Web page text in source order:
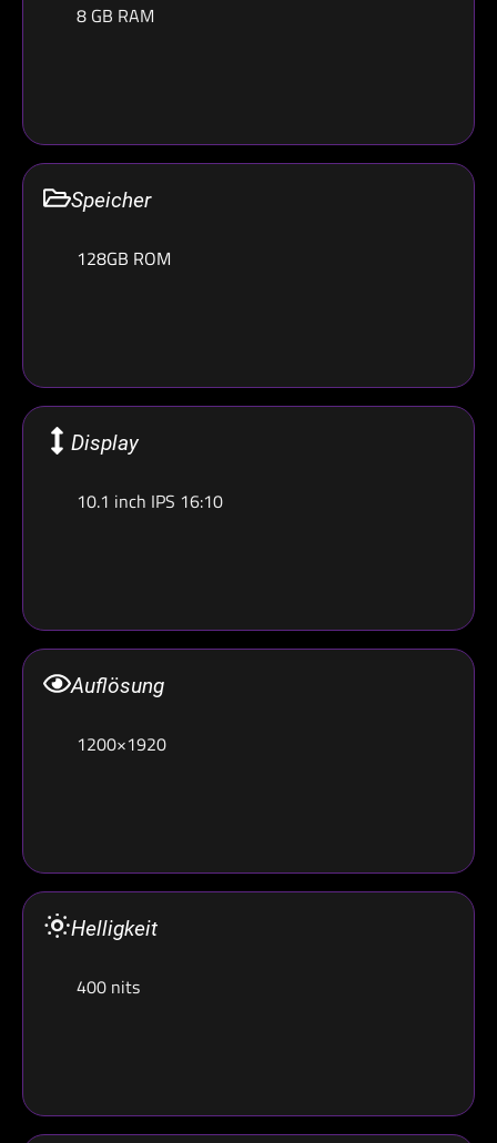
8 GB RAM
Speicher
128GB ROM
Display
10.1 inch IPS 16:10
Auflösung
1200×1920
Helligkeit
400 nits